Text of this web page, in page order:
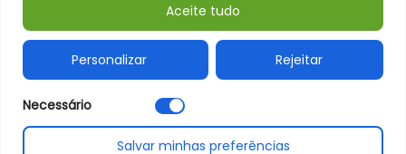
Personalizar Rejeitar
Aceite tudo
Necessário
Salvar minhas preferências
© Póvoa de Lanhoso 2026